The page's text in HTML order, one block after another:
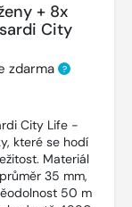
+ 8x
City
zdarma ?
City Life -
které se hodí
Materiál
35 mm,
50 m